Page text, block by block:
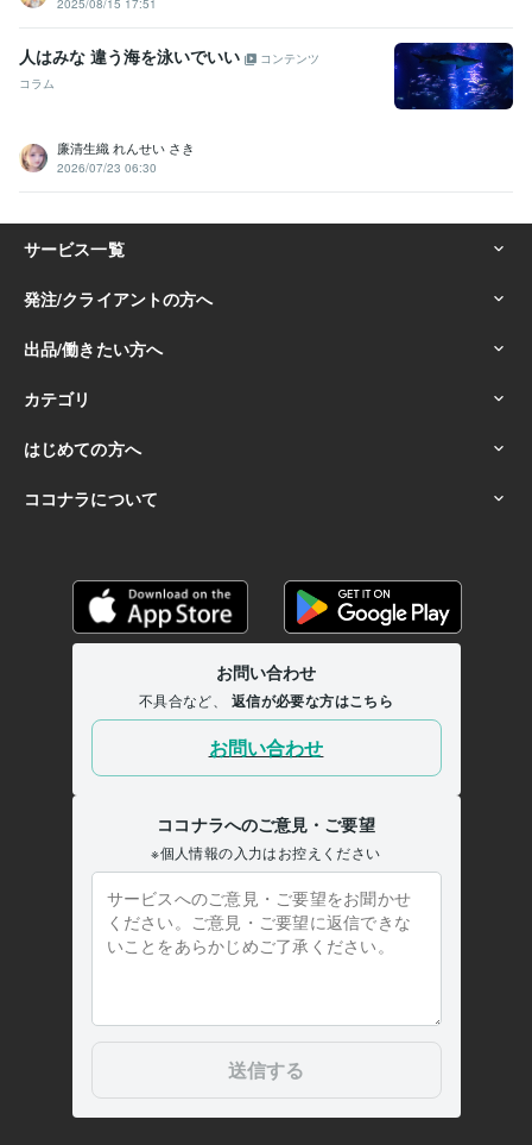
2025/08/15 17:51
人はみな 違う海を泳いでいい
コンテンツ
コラム
廉清生織 れんせい さき
2026/07/23 06:30